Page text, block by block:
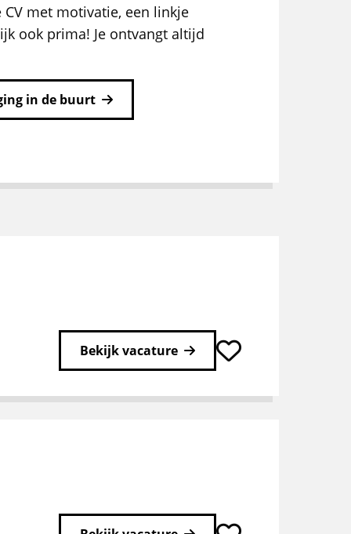
met motivatie, een linkje
ook prima! Je ontvangt altijd
in de buurt
Bekijk vacature